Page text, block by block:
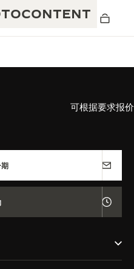
展
艺主题展
可根据要求报价